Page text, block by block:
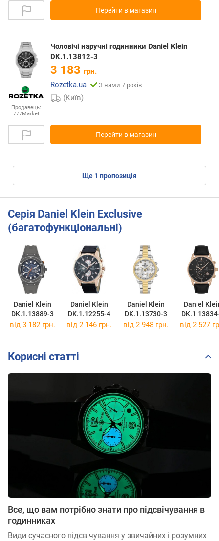
Перейти в магазин
Продавець:
777Market
Чоловічі наручні годинники Daniel Klein
DK.1.13812-3
3 183 грн.
Rozetka.ua
З нами 7 років
(Київ)
Перейти в магазин
ще 1 пропозиція
Серія Daniel Klein Exclusive
(багатофункціональні)
Daniel Klein
DK.1.13889-3
Daniel Klein
DK.1.12255-4
Daniel Klein
DK.1.13730-3
Daniel
від 3 182 грн. від 2 146 грн. від 2 948 грн. від 2 527
Корисні статті
Все, що вам потрібно знати про підсвічування в
годинниках
Види сучасного підсвічування у звичайних і розумних